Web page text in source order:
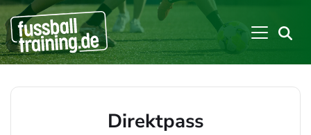
Direktpass